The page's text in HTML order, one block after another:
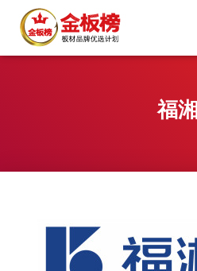
福湘